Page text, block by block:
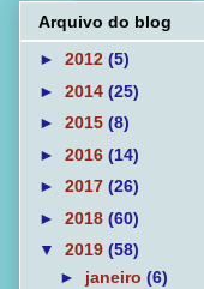
Arquivo do blog
► 2012 (5)
► 2014 (25)
► 2015 (8)
► 2016 (14)
► 2017 (26)
► 2018 (60)
▼ 2019 (58)
► janeiro (6)